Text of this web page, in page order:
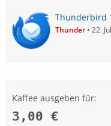
Thunderbird
Thunder 22.
Kaffee ausgeben für:
3,00 €